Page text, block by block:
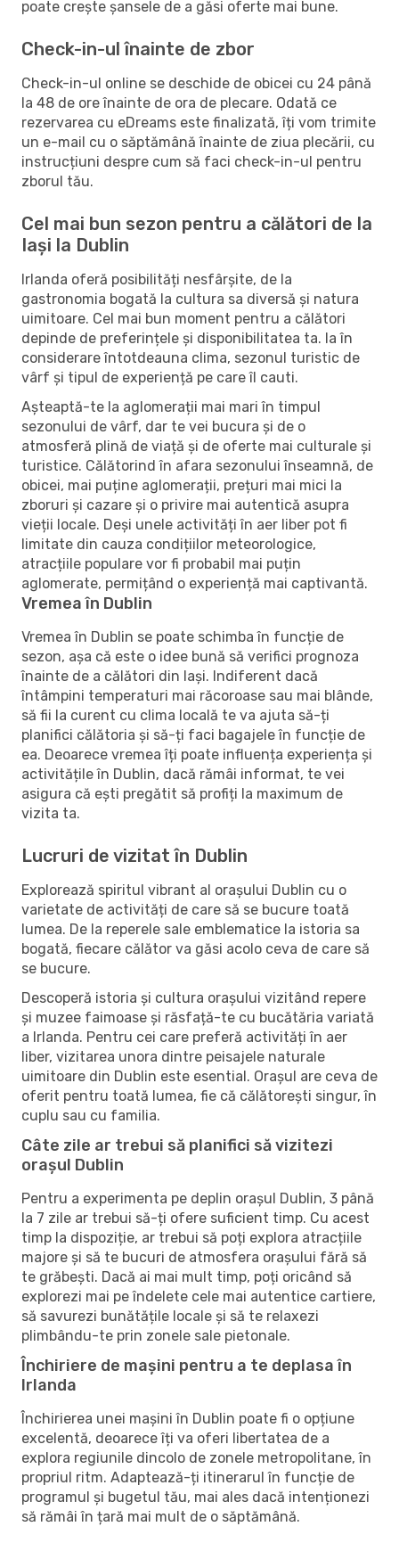
poate crește șansele de a găsi oferte mai bune.
Check-in-ul înainte de zbor
Check-in-ul online se deschide de obicei cu 24 până
la 48 de ore înainte de ora de plecare. Odată ce
rezervarea cu eDreams este finalizată, îți vom trimite
un e-mail cu o săptămână înainte de ziua plecării, cu
instrucțiuni despre cum să faci check-in-ul pentru
zborul tău.
Cel mai bun sezon pentru a călători de la
Iași la Dublin
Irlanda oferă posibilități nesfârșite, de la
gastronomia bogată la cultura sa diversă și natura
uimitoare. Cel mai bun moment pentru a călători
depinde de preferințele și disponibilitatea ta. Ia în
considerare întotdeauna clima, sezonul turistic de
vârf și tipul de experiență pe care îl cauti.
Așteaptă-te la aglomerații mai mari în timpul
sezonului de vârf, dar te vei bucura și de o
atmosferă plină de viață și de oferte mai culturale și
turistice. Călătorind în afara sezonului înseamnă, de
obicei, mai puține aglomerații, prețuri mai mici la
zboruri și cazare și o privire mai autentică asupra
vieții locale. Deși unele activități în aer liber pot fi
limitate din cauza condițiilor meteorologice,
atracțiile populare vor fi probabil mai puțin
aglomerate, permițând o experiență mai captivantă.
Vremea în Dublin
Vremea în Dublin se poate schimba în funcție de
sezon, așa că este o idee bună să verifici prognoza
înainte de a călători din Iași. Indiferent dacă
întâmpini temperaturi mai răcoroase sau mai blânde,
să fii la curent cu clima locală te va ajuta să-ți
planifici călătoria și să-ți faci bagajele în funcție de
ea. Deoarece vremea îți poate influența experiența și
activitățile în Dublin, dacă rămâi informat, te vei
asigura că ești pregătit să profiți la maximum de
vizita ta.
Lucruri de vizitat în Dublin
Explorează spiritul vibrant al orașului Dublin cu o
varietate de activități de care să se bucure toată
lumea. De la reperele sale emblematice la istoria sa
bogată, fiecare călător va găsi acolo ceva de care să
se bucure.
Descoperă istoria și cultura orașului vizitând repere
și muzee faimoase și răsfață-te cu bucătăria variată
a Irlanda. Pentru cei care preferă activități în aer
liber, vizitarea unora dintre peisajele naturale
uimitoare din Dublin este esential. Orașul are ceva de
oferit pentru toată lumea, fie că călătorești singur, în
cuplu sau cu familia.
Câte zile ar trebui să planifici să vizitezi
orașul Dublin
Pentru a experimenta pe deplin orașul Dublin, 3 până
la 7 zile ar trebui să-ți ofere suficient timp. Cu acest
timp la dispoziție, ar trebui să poți explora atracțiile
majore și să te bucuri de atmosfera orașului fără să
te grăbești. Dacă ai mai mult timp, poți oricând să
explorezi mai pe îndelete cele mai autentice cartiere,
să savurezi bunătățile locale și să te relaxezi
plimbându-te prin zonele sale pietonale.
Închiriere de mașini pentru a te deplasa în
Irlanda
Închirierea unei mașini în Dublin poate fi o opțiune
excelentă, deoarece îți va oferi libertatea de a
explora regiunile dincolo de zonele metropolitane, în
propriul ritm. Adaptează-ți itinerarul în funcție de
programul și bugetul tău, mai ales dacă intenționezi
să rămâi în țară mai mult de o săptămână.